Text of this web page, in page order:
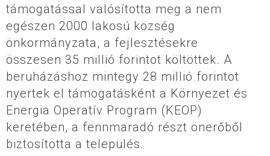
támogatással valósította meg a nem
egészen 2000 lakosú község
önkormányzata, a fejlesztésekre
összesen 35 millió forintot költöttek. A
beruházáshoz mintegy 28 millió forintot
nyertek el támogatásként a Környezet és
Energia Operatív Program (KEOP)
keretében, a fennmaradó részt önerőből
biztosította a település.